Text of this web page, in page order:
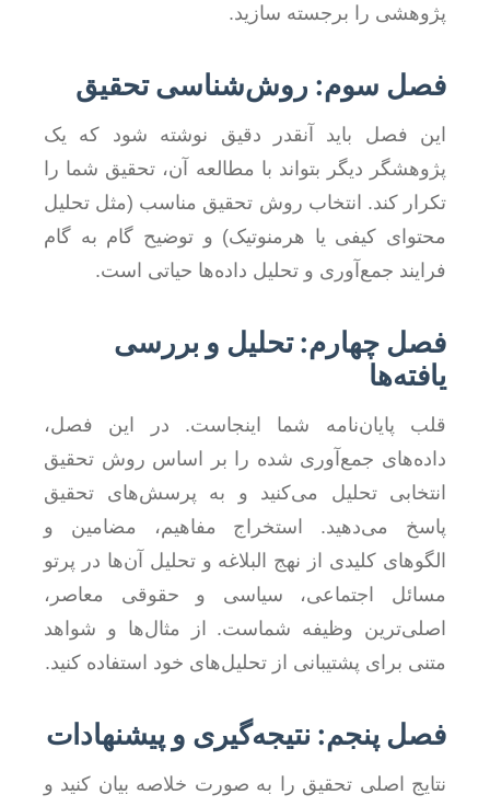
پژوهشی را برجسته سازید.
فصل سوم: روش‌شناسی تحقیق
این فصل باید آنقدر دقیق نوشته شود که یک
پژوهشگر دیگر بتواند با مطالعه آن، تحقیق شما را
تکرار کند. انتخاب روش تحقیق مناسب (مثل تحلیل
محتوای کیفی یا هرمنوتیک) و توضیح گام به گام
فرایند جمع‌آوری و تحلیل داده‌ها حیاتی است.
فصل چهارم: تحلیل و بررسی
یافته‌ها
قلب پایان‌نامه شما اینجاست. در این فصل،
داده‌های جمع‌آوری شده را بر اساس روش تحقیق
انتخابی تحلیل می‌کنید و به پرسش‌های تحقیق
پاسخ می‌دهید. استخراج مفاهیم، مضامین و
الگوهای کلیدی از نهج البلاغه و تحلیل آن‌ها در پرتو
مسائل اجتماعی، سیاسی و حقوقی معاصر،
اصلی‌ترین وظیفه شماست. از مثال‌ها و شواهد
متنی برای پشتیبانی از تحلیل‌های خود استفاده کنید.
فصل پنجم: نتیجه‌گیری و پیشنهادات
نتایج اصلی تحقیق را به صورت خلاصه بیان کنید و